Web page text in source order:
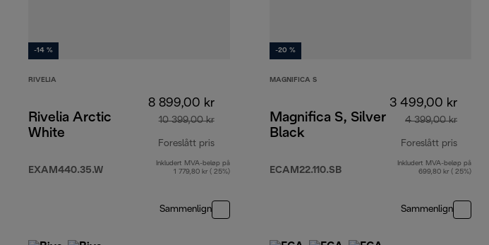
-14 %
RIVELIA
Rivelia Arctic
White
EXAM440.35.W
8 899,00 kr
10 399,00 kr
Foreslått pris
opprinnelig pris 10 399,00 kr
Inkludert MVA-beløp på
1 779,80 kr ( 25%)
Sammenlign
-20 %
MAGNIFICA S
Magnifica S, Silver
Black
ECAM22.110.SB
3 499,00 kr
4 399,00 kr
Foreslått pris
Inkludert MVA-beløp på
699,80 kr ( 25%)
Sammenlign